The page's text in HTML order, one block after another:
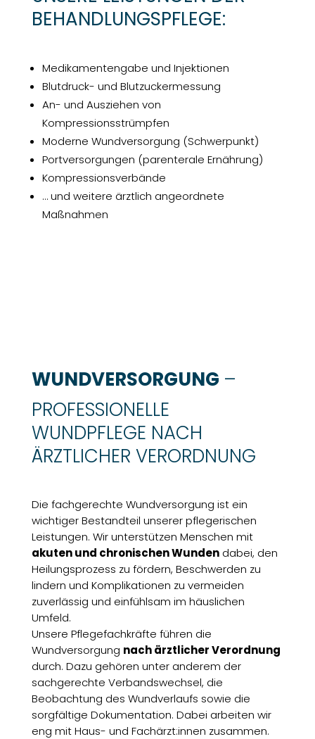
BEHANDLUNGSPFLEGE:
Medikamentengabe und Injektionen
Blutdruck- und Blutzuckermessung
An- und Ausziehen von
Kompressionsstrümpfen
Moderne Wundversorgung (Schwerpunkt)
Portversorgungen (parenterale Ernährung)
Kompressionsverbände
… und weitere ärztlich angeordnete
Maßnahmen
WUNDVERSORGUNG –
PROFESSIONELLE
WUNDPFLEGE NACH
ÄRZTLICHER VERORDNUNG
Die fachgerechte Wundversorgung ist ein
wichtiger Bestandteil unserer pflegerischen
Leistungen. Wir unterstützen Menschen mit
akuten und chronischen Wundendabei, den
Heilungsprozess zu fördern, Beschwerden zu
lindern und Komplikationen zu vermeiden
zuverlässig und einfühlsam im häuslichen
Umfeld.
Unsere Pflegefachkräfte führen die
Wundversorgung nach ärztlicher Verordnung
durch. Dazu gehören unter anderem der
sachgerechte Verbandswechsel, die
Beobachtung des Wundverlaufs sowie die
sorgfältige Dokumentation. Dabei arbeiten wir
eng mit Haus- und Fachärzt:innen zusammen.